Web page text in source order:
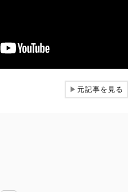
▶元記事を見る